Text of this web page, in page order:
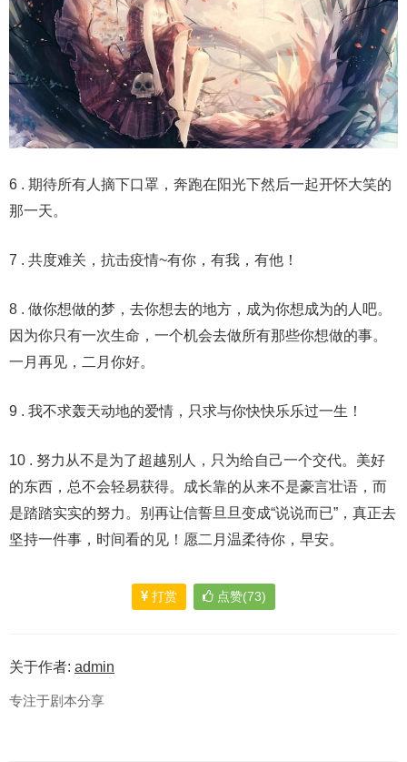
6 . 期待所有人摘下口罩，奔跑在阳光下然后一起开怀大笑的
那一天。
7 . 共度难关，抗击疫情~有你，有我，有他！
8 . 做你想做的梦，去你想去的地方，成为你想成为的人吧。
因为你只有一次生命，一个机会去做所有那些你想做的事。
一月再见，二月你好。
9 . 我不求轰天动地的爱情，只求与你快快乐乐过一生！
10 . 努力从不是为了超越别人，只为给自己一个交代。美好
的东西，总不会轻易获得。成长靠的从来不是豪言壮语，而
是踏踏实实的努力。别再让信誓旦旦变成“说说而已”，真正去
坚持一件事，时间看的见！愿二月温柔待你，早安。
打赏 点赞(73)
关于作者: admin
专注于剧本分享